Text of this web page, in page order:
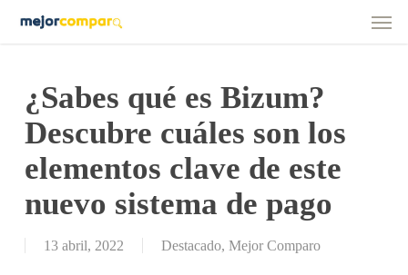
Menu
¿Sabes qué es Bizum?
Descubre cuáles son los
elementos clave de este
nuevo sistema de pago
13 abril, 2022 Destacado, Mejor Comparo